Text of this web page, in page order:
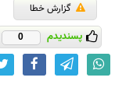
گزارش خطا
پسندیدم 0